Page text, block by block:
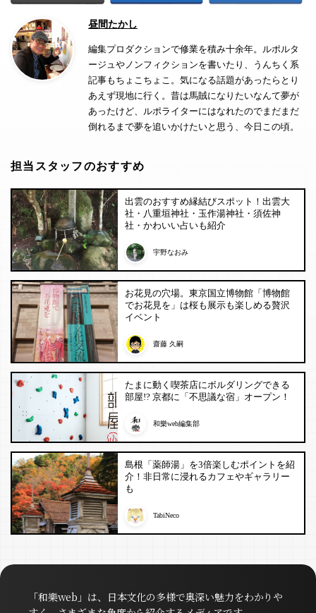
昼間たかし
編集プロダクションで修業を積み十余年。ルポルタ
ージュやノンフィクションを書いたり、うんちく系
記事もちょこちょこ。気になる話題があったらとり
あえず現地に行く。昔は馬賊になりたいなんて夢が
あったけど、ルポライターにはなれたのでまだまだ
倒れるまで夢を追いかけたいと思う、今日この頃。
担当スタッフのおすすめ
出雲のおすすめ縁結びスポット！出雲大
社・八重垣神社・玉作湯神社・須佐神
社・かわいい占いも紹介
宇野なおみ
お花見の穴場。東京国立博物館「博物館
でお花見を」は桜も展示も楽しめる贅沢
イベント
齋藤 久嗣
たまに動く喫茶店にボルダリングできる
部屋!? 京都に「不思議な宿」オープン！
和樂web編集部
島根「薬師湯」を3倍楽しむポイントを紹
介！非日常に浸れるカフェやギャラリー
も
TabiNeco
「和樂web」は、日本文化の多様で奥深い魅力をわかりや